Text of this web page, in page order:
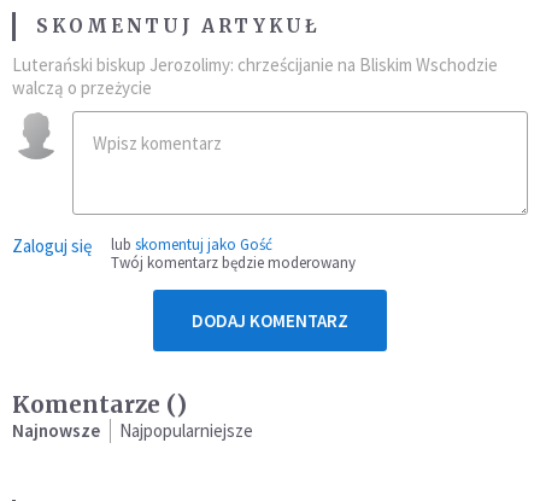
SKOMENTUJ ARTYKUŁ
Luterański biskup Jerozolimy: chrześcijanie na Bliskim Wschodzie
walczą o przeżycie
Zaloguj się lub skomentuj jako Gość
Twój komentarz będzie moderowany
DODAJ KOMENTARZ
Komentarze ()
Najnowsze Najpopularniejsze